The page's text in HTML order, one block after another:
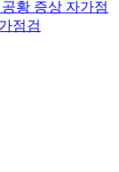
공황 증상 자가점
점검